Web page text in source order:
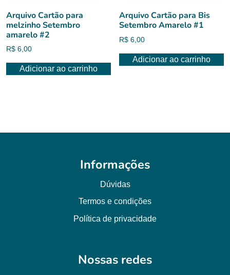
Arquivo Cartão para
melzinho Setembro
amarelo #2
R$ 6,00
Adicionar ao carrinho
Arquivo Cartão para Bis
Setembro Amarelo #1
R$ 6,00
Adicionar ao carrinho
Informações
Dúvidas
Termos e condições
Política de privacidade
Nossas redes